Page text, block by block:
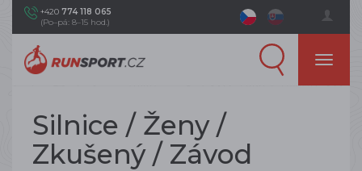
+420 774 118 065
(Po–pá: 8–15 hod.)
Silnice / Ženy /
Zkušený / Závod